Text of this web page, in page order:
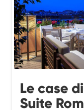
Le case
Suite